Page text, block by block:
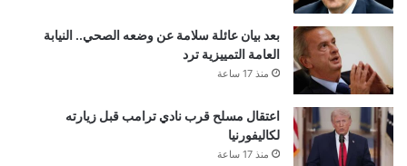
بعد بيان عائلة سلامة عن وضعه الصحي.. النيابة
العامة التمييزية ترد
منذ 17 ساعة
اعتقال مسلح قرب نادي ترامب قبل زيارته
لكاليفورنيا
منذ 17 ساعة